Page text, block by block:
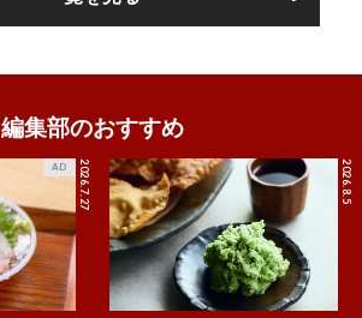
編集部のおすすめ
2026.7.27
AD 2026.8.5